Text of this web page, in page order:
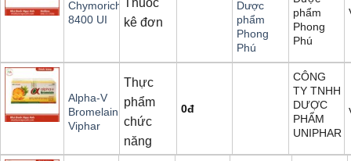
Chymorich
8400 UI
kê đơn
Dược
phẩm
Phong
Phú
phẩm
Phong
Phú
Alpha-V
Bromelain
Viphar
Thực
phẩm
chức
năng
0đ
CÔNG
TY TNHH
DƯỢC
PHẨM
UNIPHAR